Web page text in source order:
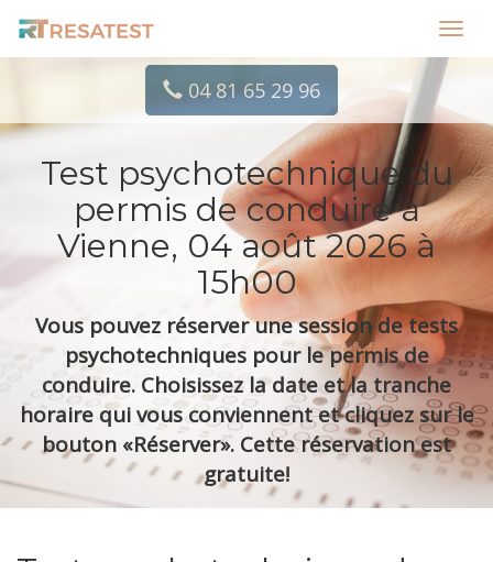
04 81 65 29 96
Test psychotechnique du
permis de conduire à
Vienne, 04 août 2026 à
15h00
Vous pouvez réserver une session de tests
psychotechniques pour le permis de
conduire. Choisissez la date et la tranche
horaire qui vous conviennent et cliquez sur le
bouton «Réserver». Cette réservation est
gratuite!